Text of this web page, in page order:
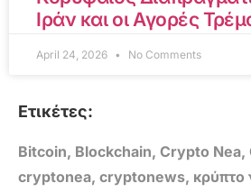
Ιράν και οι Αγορές
April 24, 2026 No Comments
Ετικέτες:
Bitcoin, Blockchain, Crypto Nea,
cryptonea, cryptonews, κρύπτο